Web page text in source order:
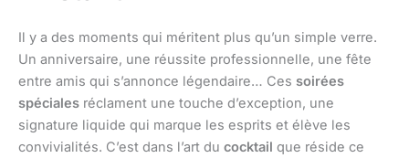
Il y a des moments qui méritent plus qu’un simple verre.
Un anniversaire, une réussite professionnelle, une fête
entre amis qui s’annonce légendaire… Ces soirées
spéciales réclament une touche d’exception, une
signature liquide qui marque les esprits et élève les
convivialités. C’est dans l’art du cocktail que réside ce